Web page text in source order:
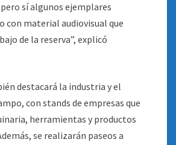
sí algunos ejemplares
con material audiovisual que
de la reserva”, explicó
destacará la industria y el
con stands de empresas que
herramientas y productos
se realizarán paseos a